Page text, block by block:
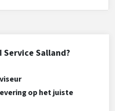
Service Salland?
op het juiste